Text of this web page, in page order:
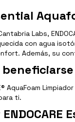
Labs,
con agua
Además, su
AquaFoam
ti.